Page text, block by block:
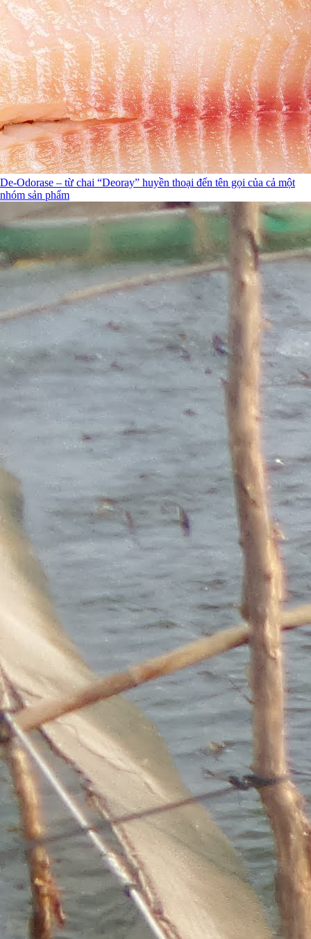
De-Odorase – từ chai “Deoray” huyền thoại đến tên gọi của cả một
nhóm sản phẩm